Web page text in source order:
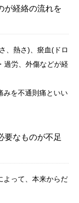
が経絡の流れを
、熱さ)、瘀血(ドロ
過労、外傷などが経
みを不通則痛といい
要なものが不足
よって、本来からだ